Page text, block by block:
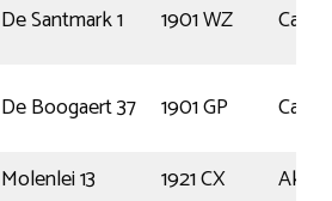
De Santmark 1 1901 WZ
De Boogaert 37 1901 GP
Molenlei 13 1921 CX